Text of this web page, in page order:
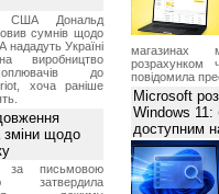
США Дональд
сумнів щодо
нададуть Україні
виробництво
до
хоча раніше
зміни щодо
письмовою
затвердила
магазинах
розрахунком
повідомила
Microsoft
Windows 11:
доступним